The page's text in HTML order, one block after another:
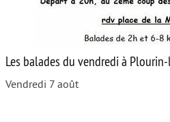
Les balades du vendredi à
Vendredi 7 août